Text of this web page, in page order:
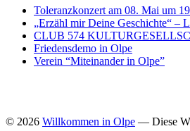
Toleranzkonzert am 08. Mai um
„Erzähl mir Deine Geschichte“ –
CLUB 574
Friedensdemo in Olpe
Verein “Miteinander in Olpe”
© 2026 Willkommen in Olpe — Diese